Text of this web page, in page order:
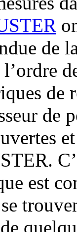
de
de
de
est